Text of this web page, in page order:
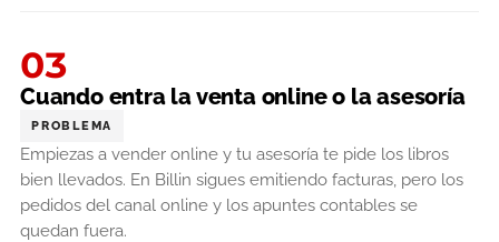
03
Cuando entra la venta online o la asesoría
PROBLEMA
Empiezas a vender online y tu asesoría te pide los libros
bien llevados. En Billin sigues emitiendo facturas, pero los
pedidos del canal online y los apuntes contables se
quedan fuera.